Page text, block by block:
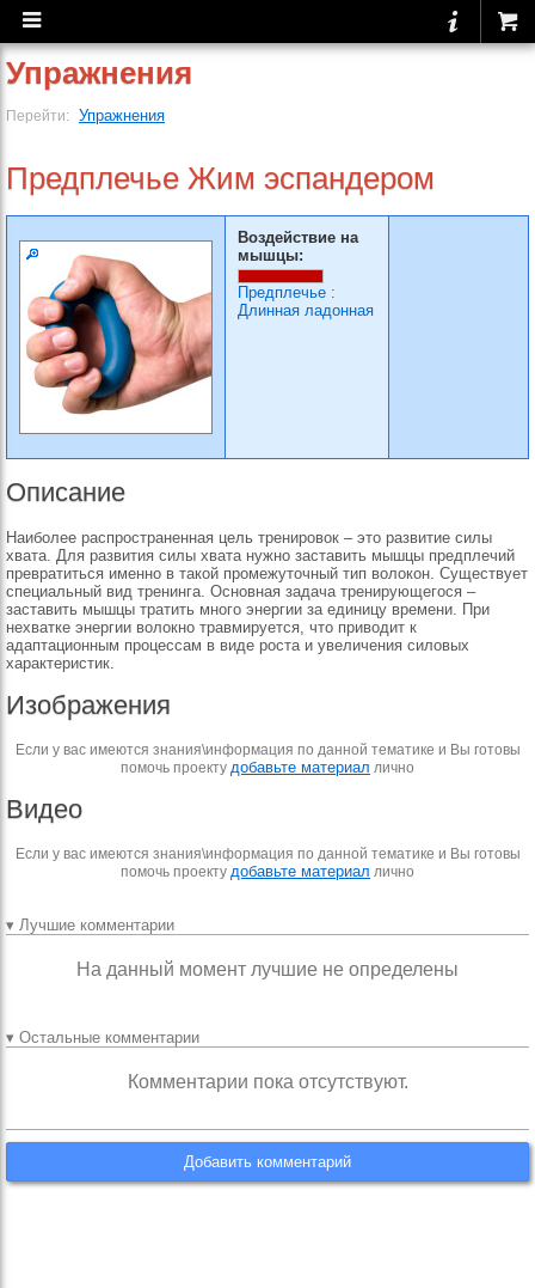
Упражнения
Перейти: Упражнения
Предплечье Жим эспандером
Воздействие на
мышцы:
Предплечье :
Длинная ладонная
Описание
Наиболее распространенная цель тренировок – это развитие силы
хвата. Для развития силы хвата нужно заставить мышцы предплечий
превратиться именно в такой промежуточный тип волокон. Существует
специальный вид тренинга. Основная задача тренирующегося –
заставить мышцы тратить много энергии за единицу времени. При
нехватке энергии волокно травмируется, что приводит к
адаптационным процессам в виде роста и увеличения силовых
характеристик.
Изображения
Если у вас имеются знания\информация по данной тематике и Вы готовы
помочь проекту добавьте материал лично
Видео
Если у вас имеются знания\информация по данной тематике и Вы готовы
помочь проекту добавьте материал лично
▾ Лучшие комментарии
На данный момент лучшие не определены
▾ Остальные комментарии
Комментарии пока отсутствуют.
Добавить комментарий